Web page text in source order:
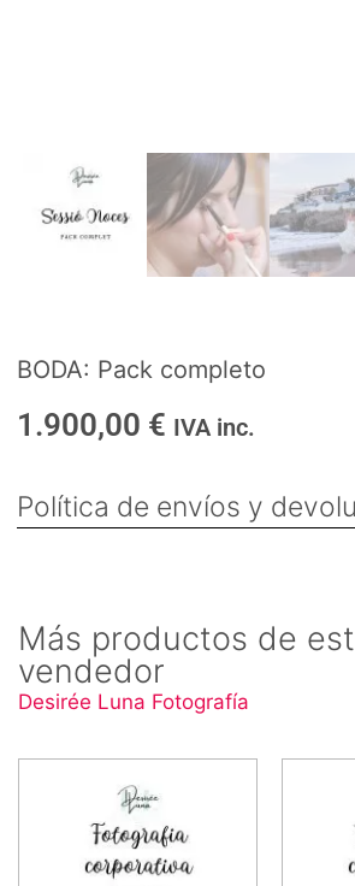
BODA: Pack completo
1.900,00 € IVA inc.
Política de envíos y
Más productos de
vendedor
Desirée Luna Fotografía